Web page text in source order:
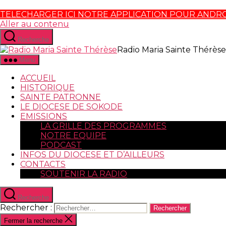
TELECHARGER ICI NOTRE APPLICATION POUR
Aller au contenu
Recherche
Radio Maria Sainte Thérèse
Menu
ACCUEIL
HISTORIQUE
SAINTE PATRONNE
LE DIOCESE DE SOKODE
EMISSIONS
LA GRILLE DES PROGRAMMES
NOTRE EQUIPE
PODCAST
INFOS DU DIOCESE ET D’AILLEURS
CONTACTS
SOUTENIR LA RADIO
Recherche
Rechercher :
Fermer la recherche